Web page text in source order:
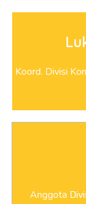
Koord. Divisi
Anggota